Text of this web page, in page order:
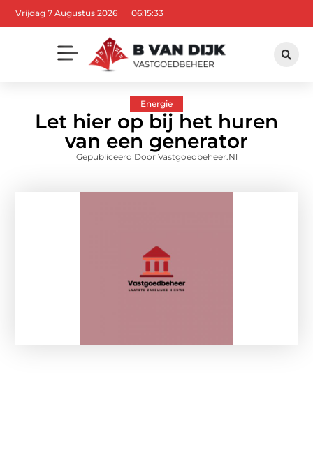
Vrijdag 7 Augustus 2026 06:15:34
Energie
Let hier op bij het huren
van een generator
Gepubliceerd Door Vastgoedbeheer.nl